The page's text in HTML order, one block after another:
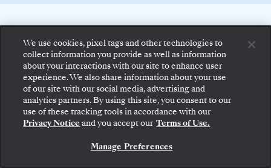
Ventajas a bordo con todo
incluido
Disfrute de la comida gourmet 24 horas, del
servicio de mayordomo, de las bebidas
prémium y de las espectaculares actividades
de entretenimiento que hacen brillar a
Suba a bordo: elija su suite y revise las tarifas y los
servicios incluidos antes de confirmar de forma
segura su viaje con Silversea.
RESERVE SU SUITE
We use cookies, pixel tags and other technologies to
collect information you provide as well as information
about your interactions with our site to enhance user
experience. We also share information about your use
of our site with our social media, advertising and
analytics partners. By using this site, you consent to our
use of these tracking tools in accordance with our
Privacy Notice and you accept our Terms of Use.
Manage Preferences